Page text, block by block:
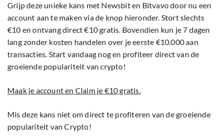
Grijp deze unieke kans met Newsbit en Bitvavo door nu een
account aan te maken via de knop hieronder. Stort slechts
€10 en ontvang direct €10 gratis. Bovendien kun je 7 dagen
lang zonder kosten handelen over je eerste €10.000 aan
transacties. Start vandaag nog en profiteer direct van de
groeiende populariteit van crypto!
Maak je account en Claim je €10 gratis.
Mis deze kans niet om direct te profiteren van de groeiende
populariteit van Crypto!